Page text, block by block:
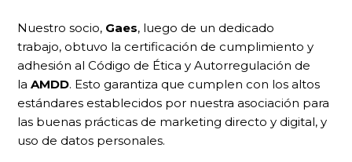
Nuestro socio, Gaes, luego de un dedicado
trabajo, obtuvo la certificación de cumplimiento y
adhesión al Código de Ética y Autorregulación de
la AMDD. Esto garantiza que cumplen con los altos
estándares establecidos por nuestra asociación para
las buenas prácticas de marketing directo y digital, y
uso de datos personales.